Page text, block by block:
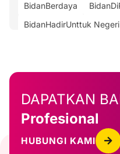
BidanBerdaya
BidanHadirUnttuk Negeri
Dr. Ade Jubaedah
DAPATKAN
Profesional
HUBUNGI KAMI